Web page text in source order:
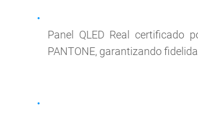
Panel QLED Real certificado
PANTONE, garantizando